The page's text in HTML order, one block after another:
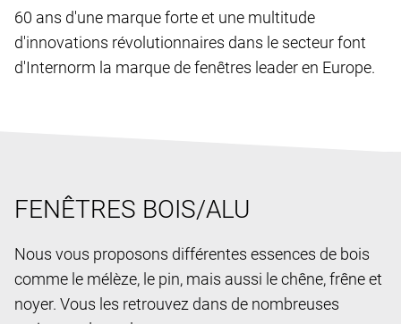
60 ans d'une marque forte et une multitude
d'innovations révolutionnaires dans le secteur font
d'Internorm la marque de fenêtres leader en Europe.
FENÊTRES BOIS/ALU
Nous vous proposons différentes essences de bois
comme le mélèze, le pin, mais aussi le chêne, frêne et
noyer. Vous les retrouvez dans de nombreuses